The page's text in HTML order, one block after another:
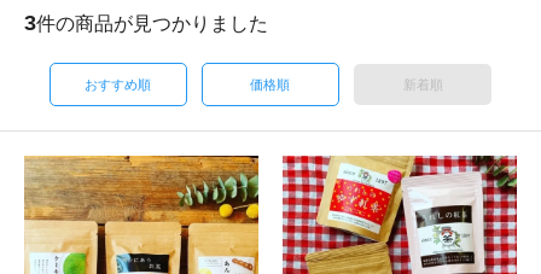
3件の商品が見つかりました
おすすめ順 価格順 新着順